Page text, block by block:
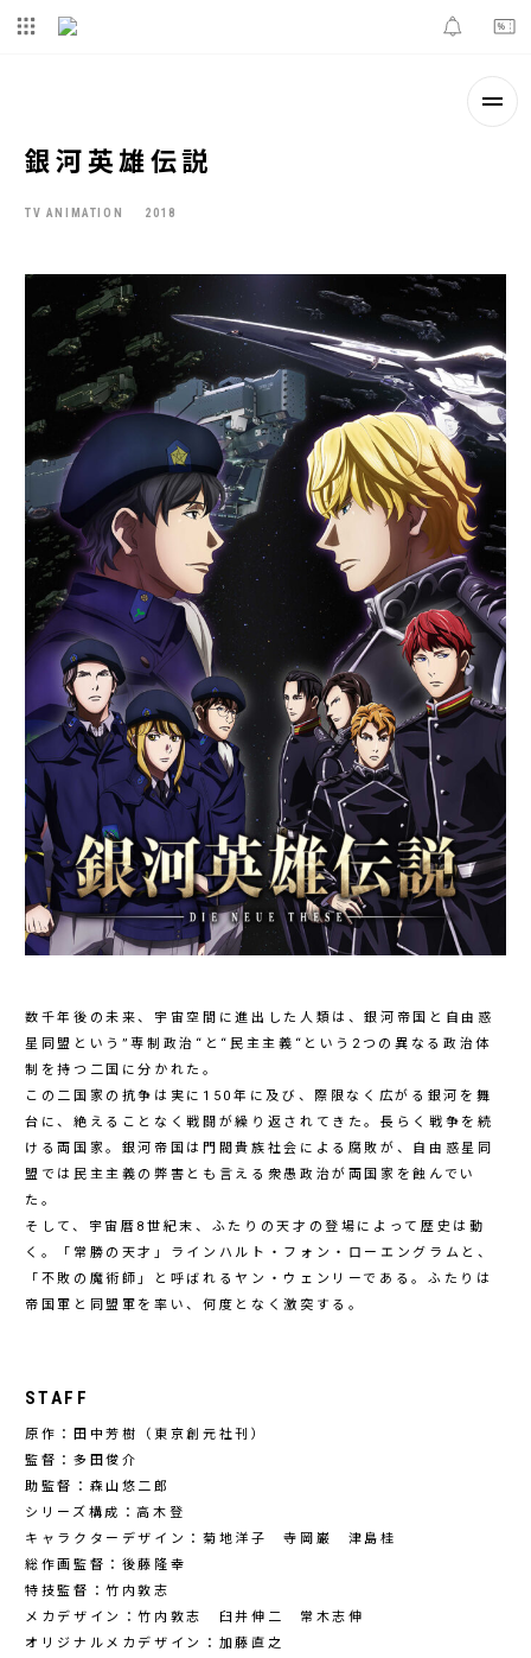
銀河英雄伝説
TV ANIMATION 2018
数千年後の未来、宇宙空間に進出した人類は、銀河帝国と自由惑
星同盟という”専制政治“と“民主主義“という2つの異なる政治体
制を持つ二国に分かれた。
この二国家の抗争は実に150年に及び、際限なく広がる銀河を舞
台に、絶えることなく戦闘が繰り返されてきた。長らく戦争を続
ける両国家。銀河帝国は門閥貴族社会による腐敗が、自由惑星同
盟では民主主義の弊害とも言える衆愚政治が両国家を蝕んでい
た。
そして、宇宙暦8世紀末、ふたりの天才の登場によって歴史は動
く。「常勝の天才」ラインハルト・フォン・ローエングラムと、
「不敗の魔術師」と呼ばれるヤン・ウェンリーである。ふたりは
帝国軍と同盟軍を率い、何度となく激突する。
STAFF
原作：田中芳樹（東京創元社刊）
監督：多田俊介
助監督：森山悠二郎
シリーズ構成：高木登
キャラクターデザイン：菊地洋子 寺岡巌 津島桂
総作画監督：後藤隆幸
特技監督：竹内敦志
メカデザイン：竹内敦志 臼井伸二 常木志伸
オリジナルメカデザイン：加藤直之